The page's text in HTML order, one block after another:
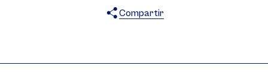
Compartir